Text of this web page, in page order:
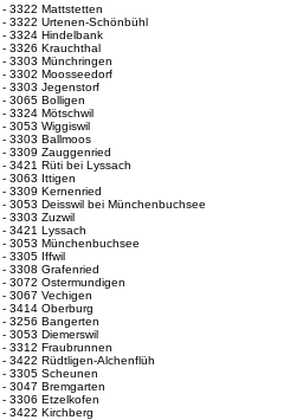
- 3322 Mattstetten
- 3322 Urtenen-Schönbühl
- 3324 Hindelbank
- 3326 Krauchthal
- 3303 Münchringen
- 3302 Moosseedorf
- 3303 Jegenstorf
- 3065 Bolligen
- 3324 Mötschwil
- 3053 Wiggiswil
- 3303 Ballmoos
- 3309 Zauggenried
- 3421 Rüti bei Lyssach
- 3063 Ittigen
- 3309 Kernenried
- 3053 Deisswil bei Münchenbuchsee
- 3303 Zuzwil
- 3421 Lyssach
- 3053 Münchenbuchsee
- 3305 Iffwil
- 3308 Grafenried
- 3072 Ostermundigen
- 3067 Vechigen
- 3414 Oberburg
- 3256 Bangerten
- 3053 Diemerswil
- 3312 Fraubrunnen
- 3422 Rüdtligen-Alchenflüh
- 3305 Scheunen
- 3047 Bremgarten
- 3306 Etzelkofen
- 3422 Kirchberg